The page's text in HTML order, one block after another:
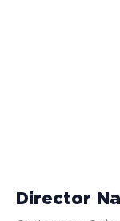
Director